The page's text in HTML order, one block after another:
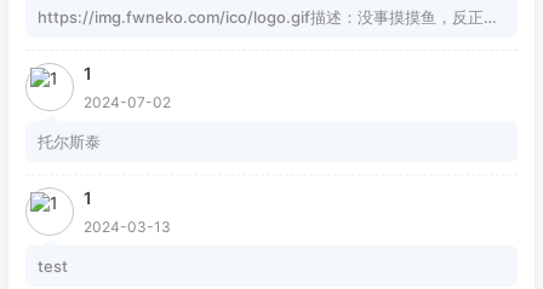
https://img.fwneko.com/ico/logo.gif描述：没事摸摸鱼，反正焦
1
2024-07-02
托尔斯泰
1
2024-03-13
test